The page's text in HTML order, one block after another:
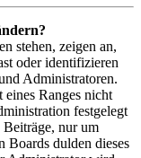
stehen, zeigen an,
oder identifizieren
Administratoren.
Ranges nicht
festgelegt
nur um
Boards dulden dieses